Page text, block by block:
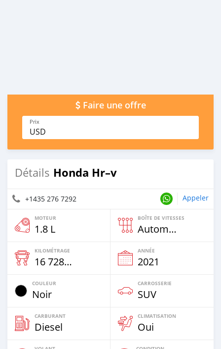
Faire une offre
Prix
USD
Détails Honda Hr–v
+1435 276 7292 Appeler
MOTEUR
1.8 L
BOÎTE DE VITESSES
Automatique
KILOMÉTRAGE
16 728 Km
ANNÉE
2021
COULEUR
Noir
CARROSSERIE
SUV
CARBURANT
Diesel
CLIMATISATION
Oui